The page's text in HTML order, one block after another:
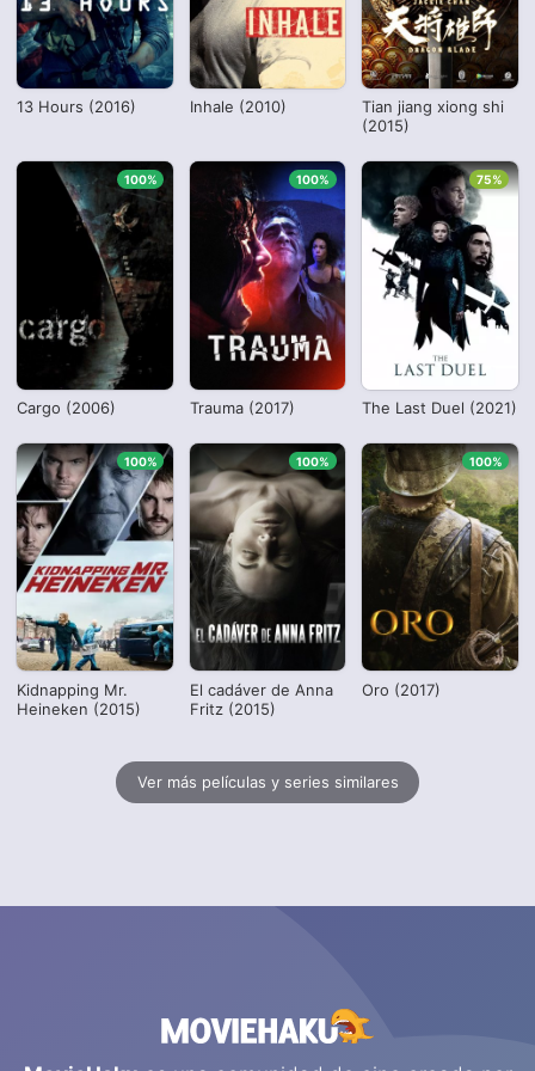
13 Hours (2016) Inhale (2010)
Tian jiang xiong shi
(2015)
Cargo (2006)
100%
Trauma (2017)
100%
The Last Duel (2021)
75%
Kidnapping Mr.
Heineken (2015)
100%
El cadáver de Anna
Fritz (2015)
100%
Oro (2017)
100%
Ver más películas y series similares